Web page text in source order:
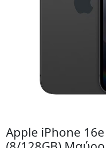
Apple iPhone 16e